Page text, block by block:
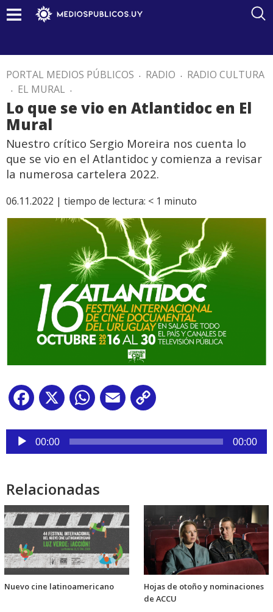
PORTAL MEDIOS PÚBLICOS . RADIO . RADIO CULTURA
. EL MURAL .
Lo que se vio en Atlantidoc en El
Mural
Nuestro crítico Sergio Moreira nos cuenta lo
que se vio en el Atlantidoc y comienza a revisar
la numerosa cartelera 2022.
06.11.2022 | tiempo de lectura: < 1 minuto
Facebook
X WhatsApp
Email
Reproductor
audio
00:00 00:00
Relacionadas
Nuevo cine latinoamericano
Hojas de otoño y nominaciones
de ACCU